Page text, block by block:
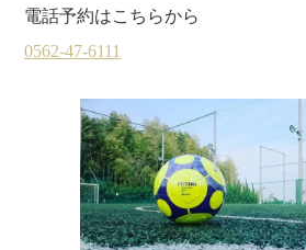
電話予約はこちらから